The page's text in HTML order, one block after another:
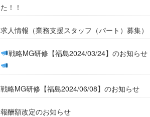
た！！
求人情報（業務支援スタッフ（パート）募集）
戦略MG研修【福島2024/03/24】のお知らせ
戦略MG研修【福島2024/06/08】のお知らせ
報酬額改定のお知らせ